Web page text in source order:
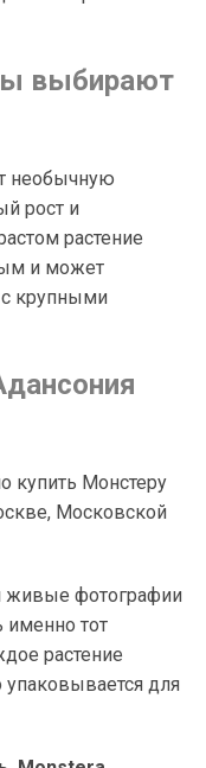
выбирают
необычную
рост и
растение
и может
крупными
купить Монстеру
Московской
живые фотографии
именно тот
растение
для